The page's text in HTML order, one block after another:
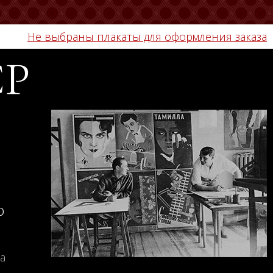
Не выбраны плакаты для оформления заказа